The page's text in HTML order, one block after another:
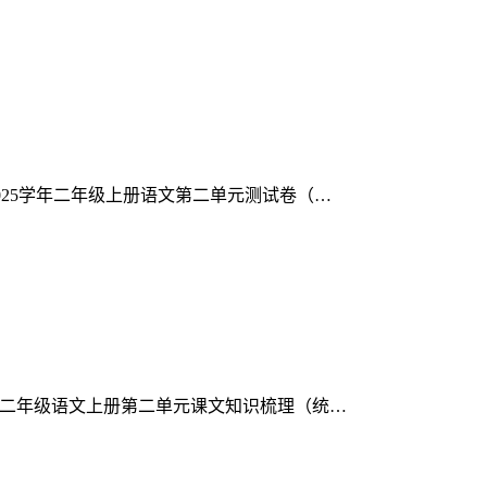
学年二年级上册语文第二单元测试卷（…
年级语文上册第二单元课文知识梳理（统…